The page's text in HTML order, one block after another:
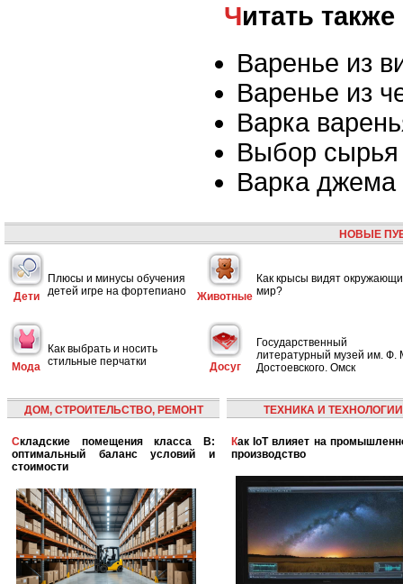
Читать также
Варенье из
Варенье из
Варка
Выбор сырья
Варка джема
НОВЫЕ
Дети
Плюсы и минусы обучения
детей игре на фортепиано
Животные
Как крысы видят
мир?
Мода
Как выбрать и носить
стильные перчатки
Досуг
Государственный
литературный музей им. Ф.
Достоевского. Омск
ДОМ, СТРОИТЕЛЬСТВО, РЕМОНТ
Складские помещения класса B:
оптимальный баланс условий и
стоимости
ТЕХНИКА И ТЕХНОЛОГИИ
Как IoT влияет на промышленность и
производство